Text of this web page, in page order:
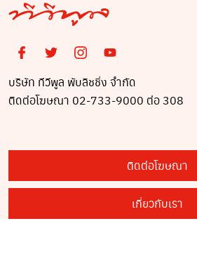
บริษัท ทีวีพูล พับลิชชิ่ง จำกัด
ติดต่อโฆษณา 02-733-9000 ต่อ 308
ติดต่อโฆษณา
เกี่ยวกับเรา